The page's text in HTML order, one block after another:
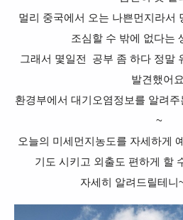
멀리 중국에서 오는 나쁜먼지라서
조심할 수 밖에 없다는
그래서 몇일전
공부 좀 하다 정말
발견했어
환경부에서 대기오염정보를 알려
~
오늘의 미세먼지농도를 자세하게
기도 시키고 외출도 편하게 할
자세히 알려드릴테니